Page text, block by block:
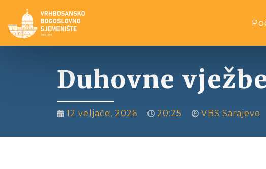
Duhovne
12 veljače, 2026 20:25 VBS Sarajevo